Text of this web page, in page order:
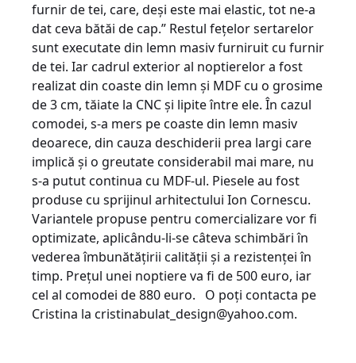
furnir de tei, care, deşi este mai elastic, tot ne-a
dat ceva bătăi de cap.” Restul feţelor sertarelor
sunt executate din lemn masiv furniruit cu furnir
de tei. Iar cadrul exterior al noptierelor a fost
realizat din coaste din lemn şi MDF cu o grosime
de 3 cm, tăiate la CNC şi lipite între ele. În cazul
comodei, s-a mers pe coaste din lemn masiv
deoarece, din cauza deschiderii prea largi care
implică şi o greutate considerabil mai mare, nu
s-a putut continua cu MDF-ul. Piesele au fost
produse cu sprijinul arhitectului Ion Cornescu.
Variantele propuse pentru comercializare vor fi
optimizate, aplicându-li-se câteva schimbări în
vederea îmbunătăţirii calităţii şi a rezistenţei în
timp. Preţul unei noptiere va fi de 500 euro, iar
cel al comodei de 880 euro. O poţi contacta pe
Cristina la cristinabulat_design@yahoo.com.